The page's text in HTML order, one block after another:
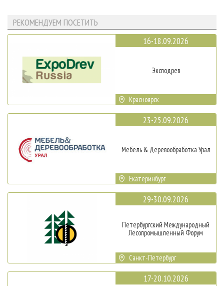
РЕКОМЕНДУЕМ ПОСЕТИТЬ
16-18.09.2026
Эксподрев
Красноярск
23-25.09.2026
Мебель & Деревообработка Урал
Екатеринбург
29-30.09.2026
Петербургский Международный
Лесопромышленный Форум
Санкт-Петербург
17-20.10.2026